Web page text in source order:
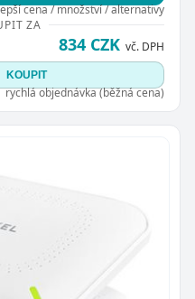
cena / množství / alternativy
ZA
834 CZK vč. DPH
KOUPIT
rychlá objednávka (běžná cena)